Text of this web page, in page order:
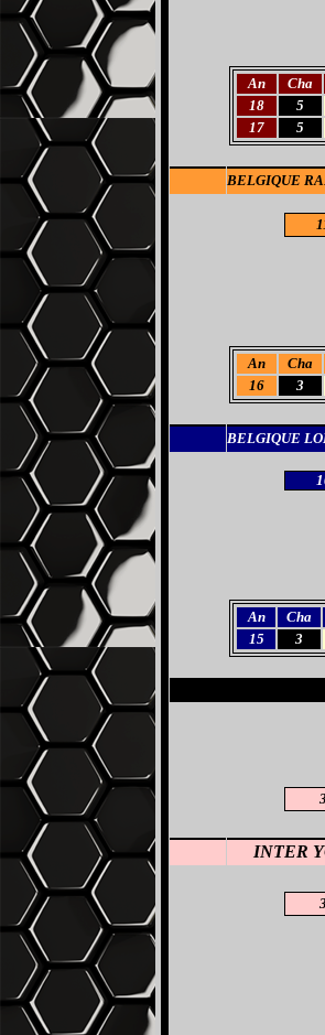
An Cha
18
5
17
5
BELGIQUE
An Cha
16
3
BELGIQUE
An Cha
15
3
INTER